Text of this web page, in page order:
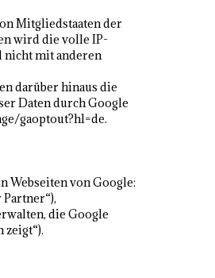
Mitgliedstaaten der
wird die volle IP-
nicht mit anderen
darüber hinaus die
Daten durch Google
gaoptout?hl=de.
Webseiten von Google:
die Google